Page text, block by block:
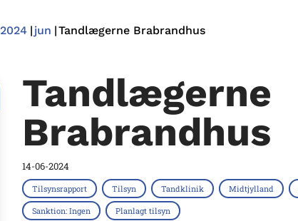
2024 jun Tandlægerne Brabrandhus
Tandlægerne
Brabrandhus
14-06-2024
Tilsynsrapport Tilsyn Tandklinik Midtjylland
Sanktion: Ingen Planlagt tilsyn